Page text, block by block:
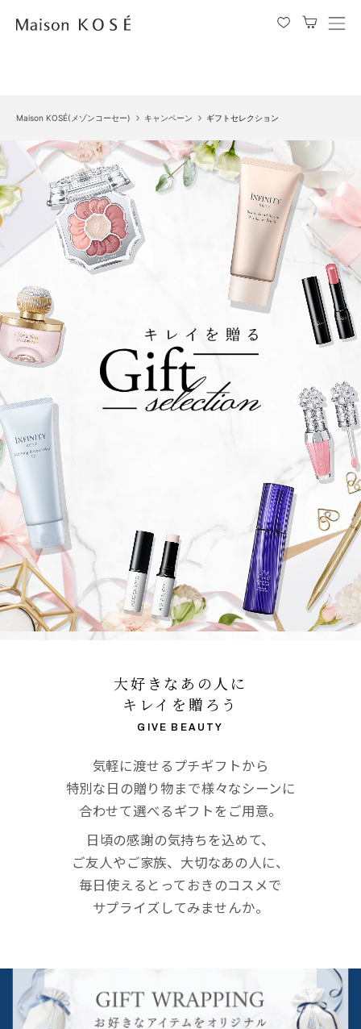
メ
す
る
Maison KOSÉ(メゾンコーセー) キャンペーン ギフトセレクション
大好きなあの人に
キレイを贈ろう
GIVE BEAUTY
気軽に渡せるプチギフトから
特別な日の贈り物まで様々なシーンに
合わせて選べるギフトをご用意。
日頃の感謝の気持ちを込めて、
ご友人やご家族、大切なあの人に、
毎日使えるとっておきのコスメで
サプライズしてみませんか。